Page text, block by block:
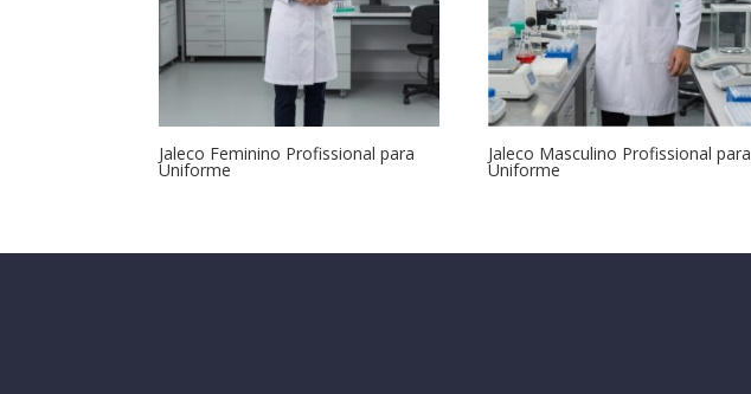
Jaleco Feminino Profissional para
Uniforme
Jaleco Masculino Profissional para
Uniforme